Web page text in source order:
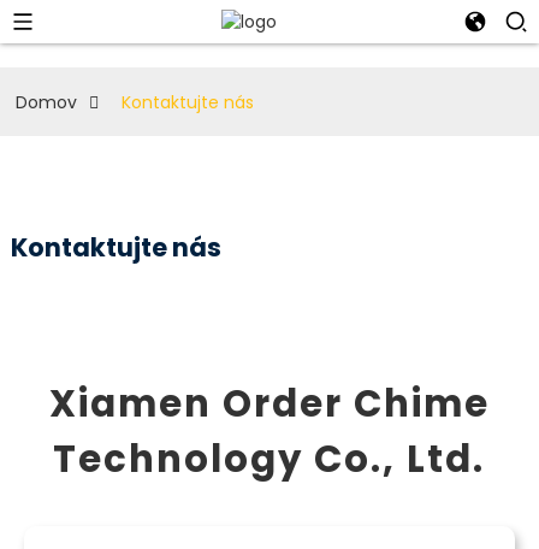
Domov Kontaktujte nás
Kontaktujte nás
Xiamen Order Chime
Technology Co., Ltd.